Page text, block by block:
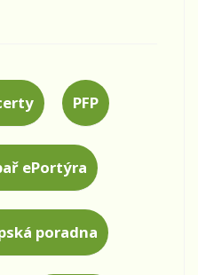
PFP
ePortýra
poradna